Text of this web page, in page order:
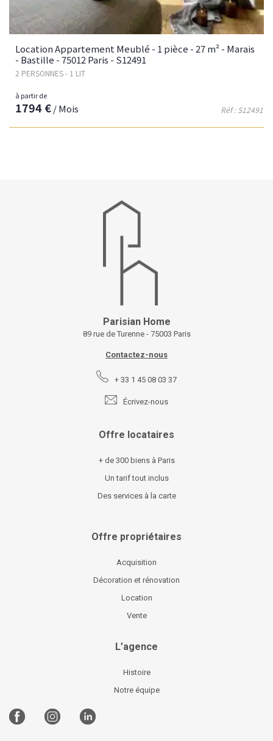
Location Appartement Meublé - 1 pièce - 27 m² - Marais
- Bastille - 75012 Paris - S12491
2 PERSONNES - 1 LIT
Réf : S12491
à partir de
1794 €/ Mois
Parisian Home
89 rue de Turenne - 75003 Paris
Contactez-nous
+ 33 1 45 08 03 37
Écrivez-nous
Offre locataires
+ de 300 biens à Paris
Un tarif tout inclus
Des services à la carte
Offre propriétaires
Acquisition
Décoration et rénovation
Location
Vente
L’agence
Histoire
Notre équipe